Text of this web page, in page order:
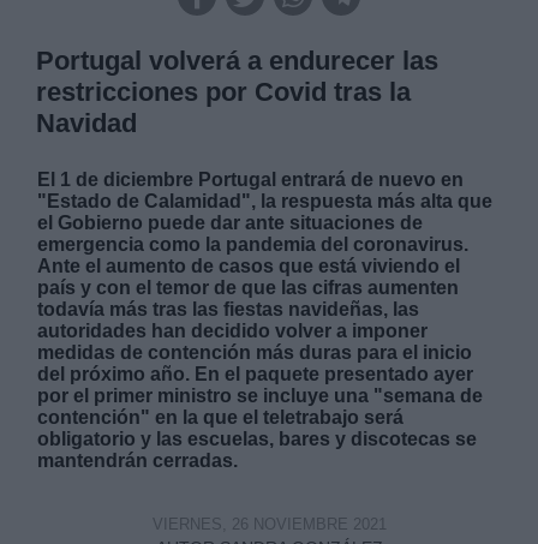
Portugal volverá a endurecer las
restricciones por Covid tras la
Navidad
El 1 de diciembre Portugal entrará de nuevo en
"Estado de Calamidad", la respuesta más alta que
el Gobierno puede dar ante situaciones de
emergencia como la pandemia del coronavirus.
Ante el aumento de casos que está viviendo el
país y con el temor de que las cifras aumenten
todavía más tras las fiestas navideñas, las
autoridades han decidido volver a imponer
medidas de contención más duras para el inicio
del próximo año. En el paquete presentado ayer
por el primer ministro se incluye una "semana de
contención" en la que el teletrabajo será
obligatorio y las escuelas, bares y discotecas se
mantendrán cerradas.
VIERNES, 26 NOVIEMBRE 2021
Legitimación:
Destinatarios:
Derechos:
link